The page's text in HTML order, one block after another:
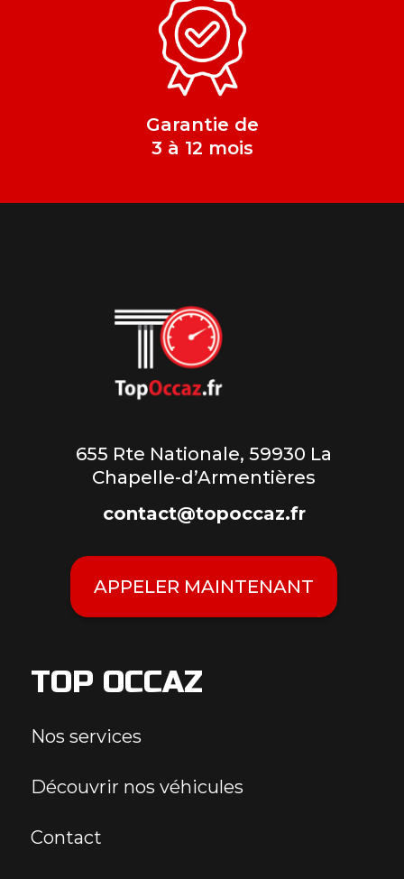
Garantie de
3 à 12 mois
655 Rte Nationale, 59930 La
Chapelle-d’Armentières
contact@topoccaz.fr
APPELER MAINTENANT
TOP OCCAZ
Nos services
Découvrir nos véhicules
Contact